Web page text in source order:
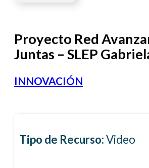
Proyecto Red
Juntas – SLEP
INNOVACIÓN
Tipo de Recurso:Video